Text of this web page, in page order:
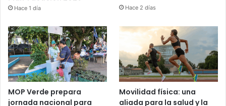
Hace 1 día Hace 2 días
MOP Verde prepara
jornada nacional para
Movilidad física: una
aliada para la salud y la